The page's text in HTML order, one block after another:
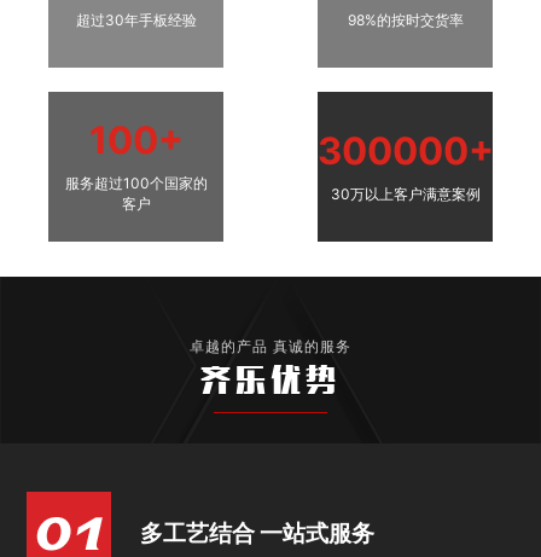
超过30年手板经验 98%的按时交货率
100+
服务超过100个国家的
客户
300000+
30万以上客户满意案例
卓越的产品 真诚的服务
齐乐优势
多工艺结合 一站式服务